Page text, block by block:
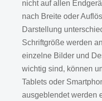
nicht auf allen
nach Breite oder
Darstellung
Schriftgröße werden
einzelne Bilder und
wichtig sind, können
Tablets oder
ausgeblendet werden